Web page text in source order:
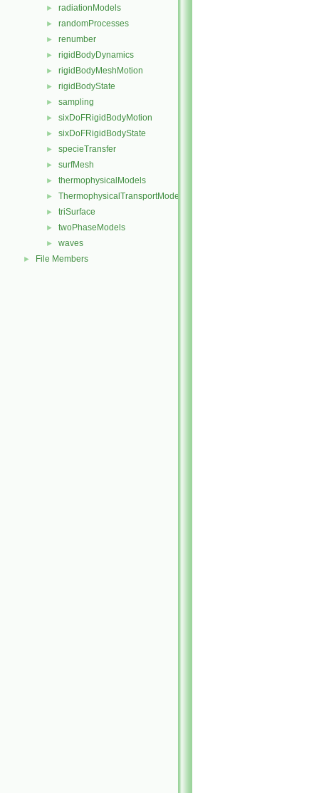
► radiationModels
► randomProcesses
► renumber
► rigidBodyDynamics
► rigidBodyMeshMotion
► rigidBodyState
► sampling
► sixDoFRigidBodyMotion
► sixDoFRigidBodyState
► specieTransfer
► surfMesh
► thermophysicalModels
► ThermophysicalTransportModels
► triSurface
► twoPhaseModels
► waves
► File Members